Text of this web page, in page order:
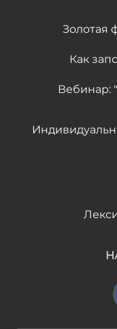
Золотая
Как
Вебинар: